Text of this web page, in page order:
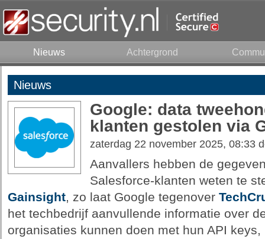
Nieuws Achtergrond
Nieuws
Google: data
klanten gestolen via
zaterdag 22 november 2025, 08:33
Aanvallers hebben de
Salesforce-klanten weten te
Gainsight, zo laat Google tegenover
het techbedrijf aanvullende informatie over
organisaties kunnen doen met hun API